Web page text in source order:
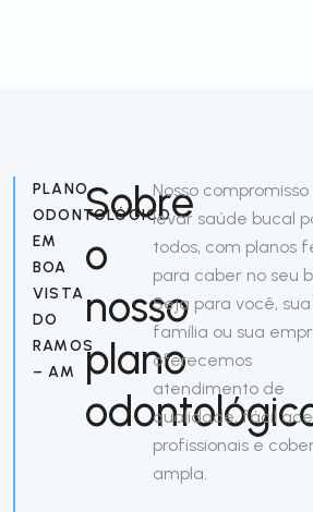
PLANO
ODONTOLÓGICO
EM
BOA
VISTA
DO
RAMOS
– AM
Sobre
o
nosso
plano
Nosso compromisso
levar saúde bucal
todos, com planos
para caber no seu
Seja para você, sua
família ou sua
oferecemos
atendimento de
qualidade, fácil
profissionais e
ampla.